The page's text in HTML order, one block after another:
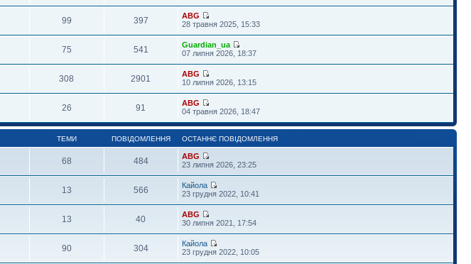
99 397
ABG
28 травня 2025, 15:33
75 541
Guardian_ua
07 липня 2026, 18:37
308 2901
ABG
10 липня 2026, 13:15
26 91
ABG
04 травня 2026, 18:47
ТЕМИ ПОВІДОМЛЕННЯ ОСТАННЄ ПОВІДОМЛЕННЯ
68 484
ABG
23 липня 2026, 23:25
13 566
Кайола
23 грудня 2022, 10:41
13 40
ABG
30 липня 2021, 17:54
90 304
Кайола
23 грудня 2022, 10:05